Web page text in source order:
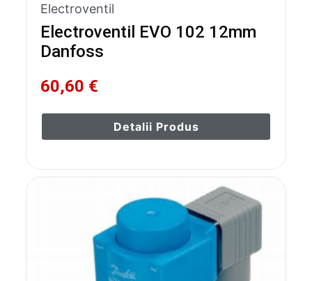
Electroventil
Electroventil EVO 102 12mm
Danfoss
60,60 €
Detalii Produs